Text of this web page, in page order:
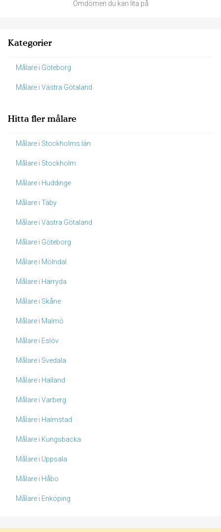
Omdömen du kan lita på
Kategorier
Målare i Göteborg
Målare i Västra Götaland
Hitta fler målare
Målare i Stockholms län
Målare i Stockholm
Målare i Huddinge
Målare i Täby
Målare i Västra Götaland
Målare i Göteborg
Målare i Mölndal
Målare i Härryda
Målare i Skåne
Målare i Malmö
Målare i Eslöv
Målare i Svedala
Målare i Halland
Målare i Varberg
Målare i Halmstad
Målare i Kungsbacka
Målare i Uppsala
Målare i Håbo
Målare i Enköping